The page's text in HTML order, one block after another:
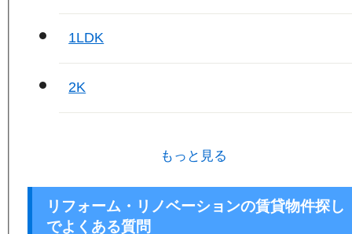
1LDK
2K
もっと見る
リフォーム・リノベーションの賃貸物件探し
でよくある質問